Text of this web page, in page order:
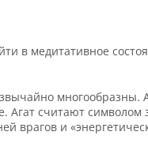
в медитативное
многообразны.
Агат считают символом
врагов и